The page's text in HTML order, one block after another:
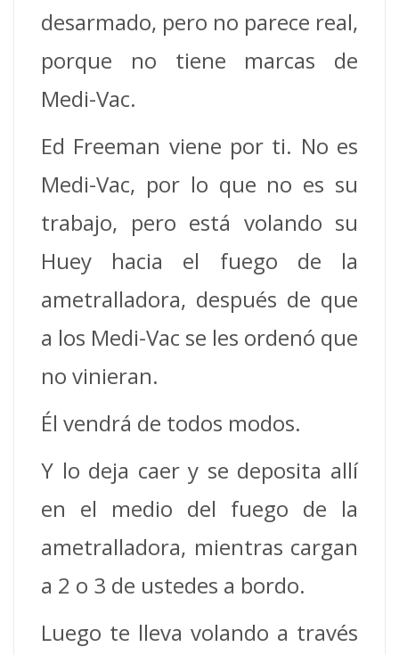
desarmado, pero no parece real,
porque no tiene marcas de
Medi-Vac.
Ed Freeman viene por ti. No es
Medi-Vac, por lo que no es su
trabajo, pero está volando su
Huey hacia el fuego de la
ametralladora, después de que
a los Medi-Vac se les ordenó que
no vinieran.
Él vendrá de todos modos.
Y lo deja caer y se deposita allí
en el medio del fuego de la
ametralladora, mientras cargan
a 2 o 3 de ustedes a bordo.
Luego te lleva volando a través